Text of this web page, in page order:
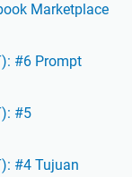
Marketplace
#6 Prompt
#5
#4 Tujuan